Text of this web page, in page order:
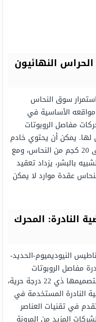
النهائيون
سوق النحاس
مواقعه الأساسية في
مفاصل الروبوتات
لها. يمكن أن يحتوي خادم
ذكاء اصطناعي واحد على ما يصل إلى 20 كجم من النحاس، ومع
بالبشر، يزداد تعقيد
عقدة موارد لا يمكن
النادرة: المحرك
النيوديميوم-الحديد-
مفاصل الروبوتات
بهدوء. منتجات مثل Tesla Optimus، بتصميمها ذي 22 درجة حرية،
النادرة المستخدمة في
في تقنيات العناصر
المزيد من المرونة